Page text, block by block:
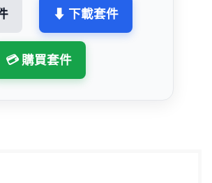
⬇ 下載套件
💳 購買套件